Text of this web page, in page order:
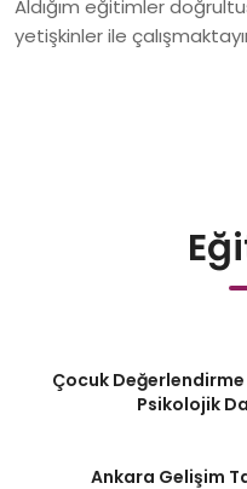
Aldığım eğitimler
yetişkinler ile
Çocuk Değerlendirme
Psikolojik
Ankara Gelişim